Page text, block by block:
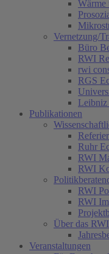
Wärme
Vernetzung/
Büro
RWI
rwi
RGS
Leibniz
Publikationen
Ruhr
RWI
RWI
RWI
RWI
Über das RWI
Veranstaltungen